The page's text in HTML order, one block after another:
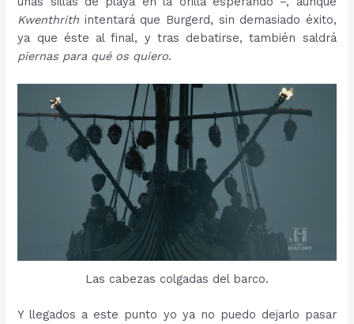
Kwenthrith intentará que Burgerd, sin demasiado éxito,
ya que éste al final, y tras debatirse, también saldrá
piernas para qué os quiero.
Las cabezas colgadas del barco.
Y llegados a este punto yo ya no puedo dejarlo pasar